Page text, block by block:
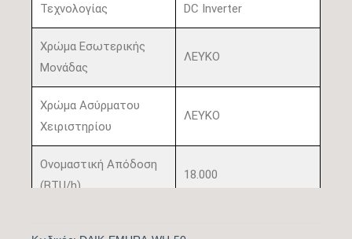
Τεχνολογίας DC Inverter
Χρώμα Εσωτερικής
Μονάδας
ΛΕΥΚΟ
Χρώμα Ασύρματου
Χειριστηρίου
ΛΕΥΚΟ
Ονομαστική Απόδοση
(BTU/h)
18.000
ΝΑΙ